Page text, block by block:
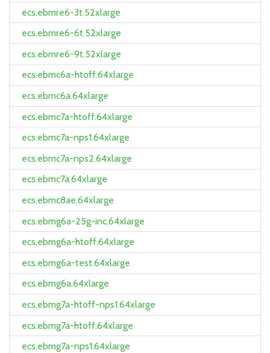
ecs.ebmre6-3t.52xlarge
ecs.ebmre6-6t.52xlarge
ecs.ebmre6-9t.52xlarge
ecs.ebmc6a-htoff.64xlarge
ecs.ebmc6a.64xlarge
ecs.ebmc7a-htoff.64xlarge
ecs.ebmc7a-nps1.64xlarge
ecs.ebmc7a-nps2.64xlarge
ecs.ebmc7a.64xlarge
ecs.ebmc8ae.64xlarge
ecs.ebmg6a-25g-inc.64xlarge
ecs.ebmg6a-htoff.64xlarge
ecs.ebmg6a-test.64xlarge
ecs.ebmg6a.64xlarge
ecs.ebmg7a-htoff-nps1.64xlarge
ecs.ebmg7a-htoff.64xlarge
ecs.ebmg7a-nps1.64xlarge